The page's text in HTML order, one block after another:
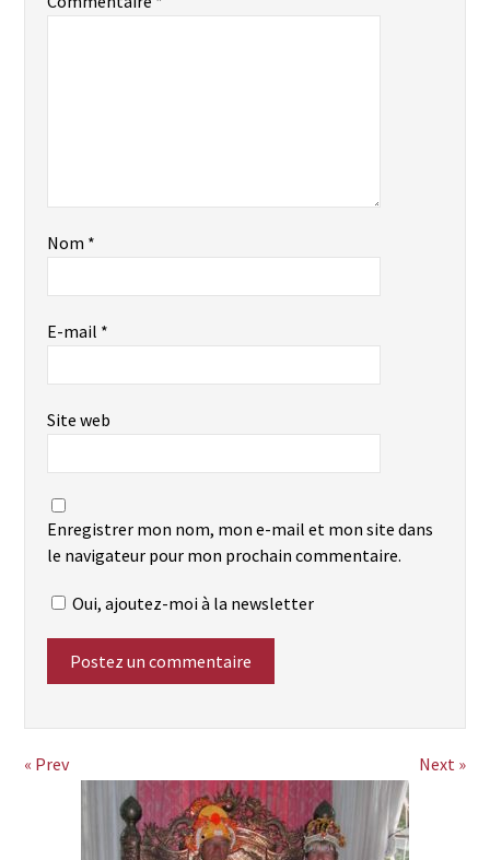
Nom *
E-mail *
Site web
Enregistrer mon nom, mon e-mail et mon site dans
le navigateur pour mon prochain commentaire.
Oui, ajoutez-moi à la newsletter
« Prev Next »